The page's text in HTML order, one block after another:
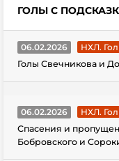
ГОЛЫ С
06.02.2026
НХЛ.
Голы Свечникова и
06.02.2026
НХЛ.
Спасения и
Бобровского и